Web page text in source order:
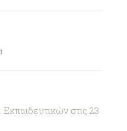
στις 23